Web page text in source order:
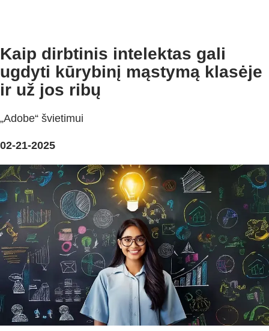
Kaip dirbtinis intelektas gali
ugdyti kūrybinį mąstymą klasėje
ir už jos ribų
„Adobe“ švietimui
02-21-2025